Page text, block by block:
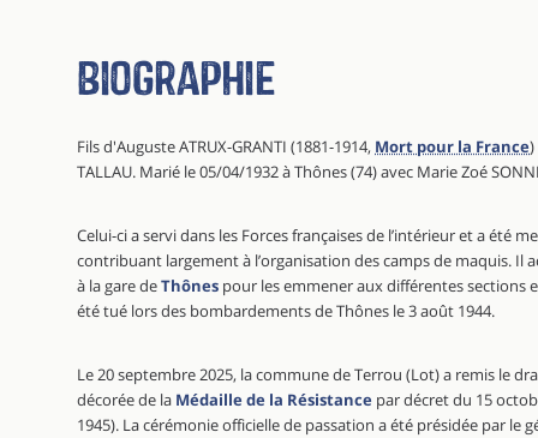
Biographie
Fils d'Auguste ATRUX-GRANTI (1881-1914, Mort pour la France
TALLAU. Marié le 05/04/1932 à Thônes (74) avec Marie Zoé
Celui-ci a servi dans les Forces françaises de l’intérieur et a été
contribuant largement à l’organisation des camps de maquis. Il
à la gare deThônes pour les emmener aux différentes sections
été tué lors des bombardements de Thônes le 3 août 1944.
Le 20 septembre 2025, la commune de Terrou (Lot) a remis le
décorée de la Médaille de la Résistance par décret du 15
1945). La cérémonie officielle de passation a été présidée par le